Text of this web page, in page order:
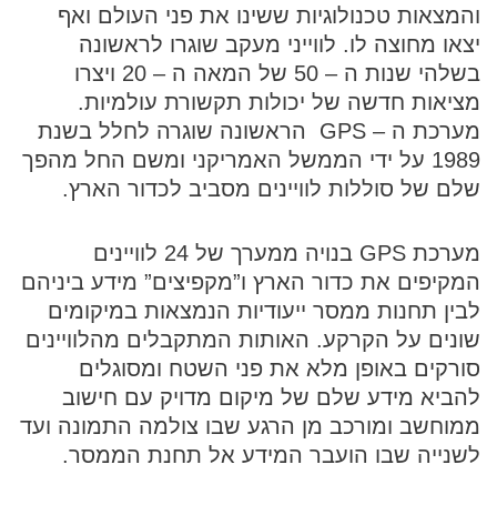
והמצאות טכנולוגיות ששינו את פני העולם ואף
יצאו מחוצה לו. לווייני מעקב שוגרו לראשונה
בשלהי שנות ה – 50 של המאה ה – 20 ויצרו
מציאות חדשה של יכולות תקשורת עולמיות.
מערכת ה – GPS הראשונה שוגרה לחלל בשנת
1989 על ידי הממשל האמריקני ומשם החל מהפך
שלם של סוללות לוויינים מסביב לכדור הארץ.
מערכת GPS בנויה ממערך של 24 לוויינים
המקיפים את כדור הארץ ו”מקפיצים” מידע ביניהם
לבין תחנות ממסר ייעודיות הנמצאות במיקומים
שונים על הקרקע. האותות המתקבלים מהלוויינים
סורקים באופן מלא את פני השטח ומסוגלים
להביא מידע שלם של מיקום מדויק עם חישוב
ממוחשב ומורכב מן הרגע שבו צולמה התמונה ועד
לשנייה שבו הועבר המידע אל תחנת הממסר.